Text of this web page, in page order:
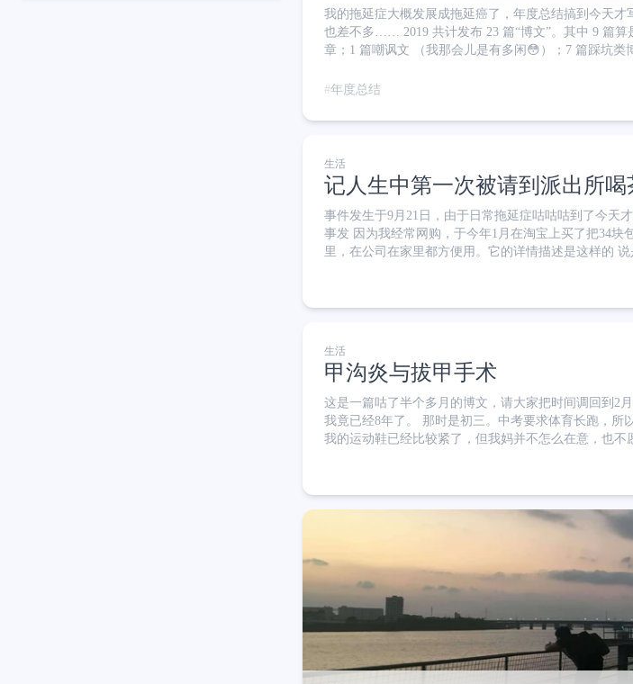
我的拖延症大概发展成拖延癌了，年度总结搞到今天
也差不多…… 2019 共计发布 23 篇“博文”。其中 9 篇算
章；1 篇嘲讽文 （我那会儿是有多闲😳）；7 篇踩坑
Telegram 频道，我都不记得我做过什么了，又虚度一
年度总结
生活
记人生中第一次被请到派出所喝
事件发生于9月21日，由于日常拖延症咕咕咕到了今天
事发 因为我经常网购，于今年1月在淘宝上买了把34块
里，在公司在家里都方便用。它的详情描述是这样的 说是符合国家管制安全标准，我也仿佛记得说只
要刃长在 10cm 以内就不属于管制刀具，这把刃长
铁去潮汕玩。深圳北搜身挺严格，但X光机似乎挺随便
自庆幸没被发现没收，但同时也有点担心，
生活
甲沟炎与拔甲手术
这是一篇咕了半个多月的博文，请大家把时间调回到2月12日…… 前因 仔细回想了一
我竟已经8年了。 那时是初三。中考要求体育长跑，所
我的运动鞋已经比较紧了，但我妈并不怎么在意，也不
剪的比较干净。指甲短、鞋子紧、长时间跑步。这三
炎 什么是嵌甲性甲沟炎呢？简单来说就是指甲因为上
里的皮肤扎进肉里。导致红肿，流脓等等 起初我在网